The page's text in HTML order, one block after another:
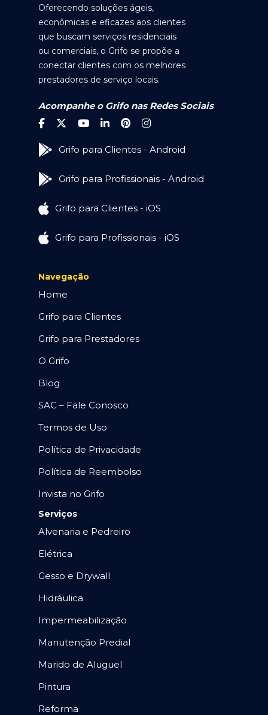
Oferecendo soluções ágeis,
econômicas e eficazes aos clientes
que buscam serviços residenciais
ou comerciais, o Grifo se propõe a
conectar clientes com os melhores
prestadores de serviço locais.
Acompanhe o Grifo nas Redes Sociais
Grifo para Clientes - Android
Grifo para Profissionais - Android
Grifo para Clientes - iOS
Grifo para Profissionais - iOS
Navegação
Home
Grifo para Clientes
Grifo para Prestadores
O Grifo
Blog
SAC – Fale Conosco
Termos de Uso
Política de Privacidade
Política de Reembolso
Invista no Grifo
Serviços
Alvenaria e Pedreiro
Elétrica
Gesso e Drywall
Hidráulica
Impermeabilização
Manutenção Predial
Marido de Aluguel
Pintura
Reforma